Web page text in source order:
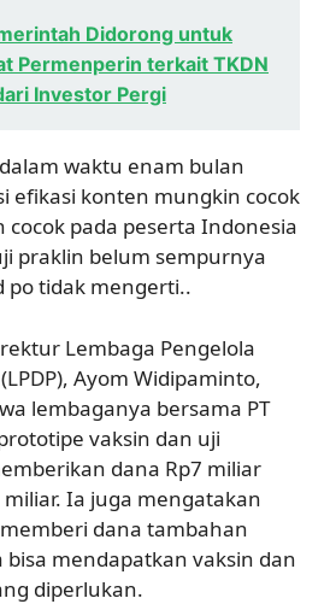
Didorong untuk
Permenperin terkait TKDN
Investor Pergi
waktu enam bulan
efikasi konten mungkin cocok
pada peserta Indonesia
praklin belum sempurnya
po tidak mengerti..
Lembaga Pengelola
Ayom Widipaminto,
lembaganya bersama PT
vaksin dan uji
dana Rp7 miliar
miliar. Ia juga mengatakan
memberi dana tambahan
bisa mendapatkan vaksin dan
diperlukan.